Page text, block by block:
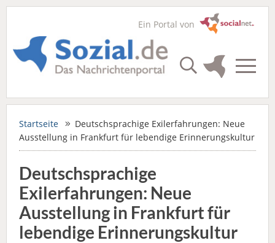
Ein Portal von
Startseite
Deutschsprachige Exilerfahrungen: Neue
Ausstellung in Frankfurt für lebendige Erinnerungskultur
Deutschsprachige
Exilerfahrungen: Neue
Ausstellung in Frankfurt für
lebendige Erinnerungskultur